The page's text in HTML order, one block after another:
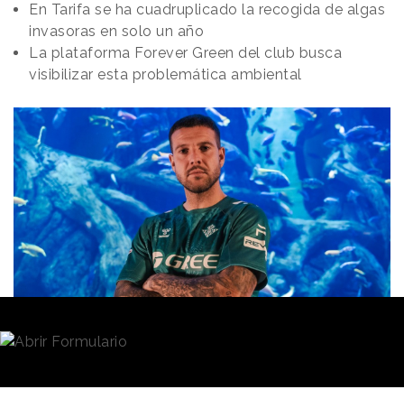
En Tarifa se ha cuadruplicado la recogida de algas
invasoras en solo un año
La plataforma Forever Green del club busca
visibilizar esta problemática ambiental
Redacción 11/02/2025 · 08:32